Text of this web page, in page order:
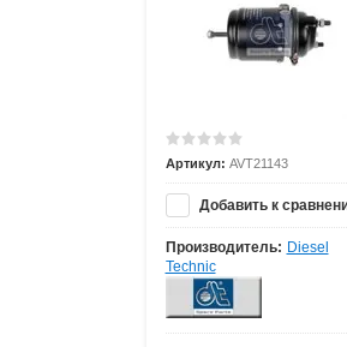
Артикул: AVT21143
Добавить к
Производитель: Diesel
Technic